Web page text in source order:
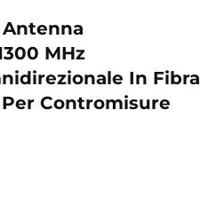
MHz
In Fibra
Contromisure